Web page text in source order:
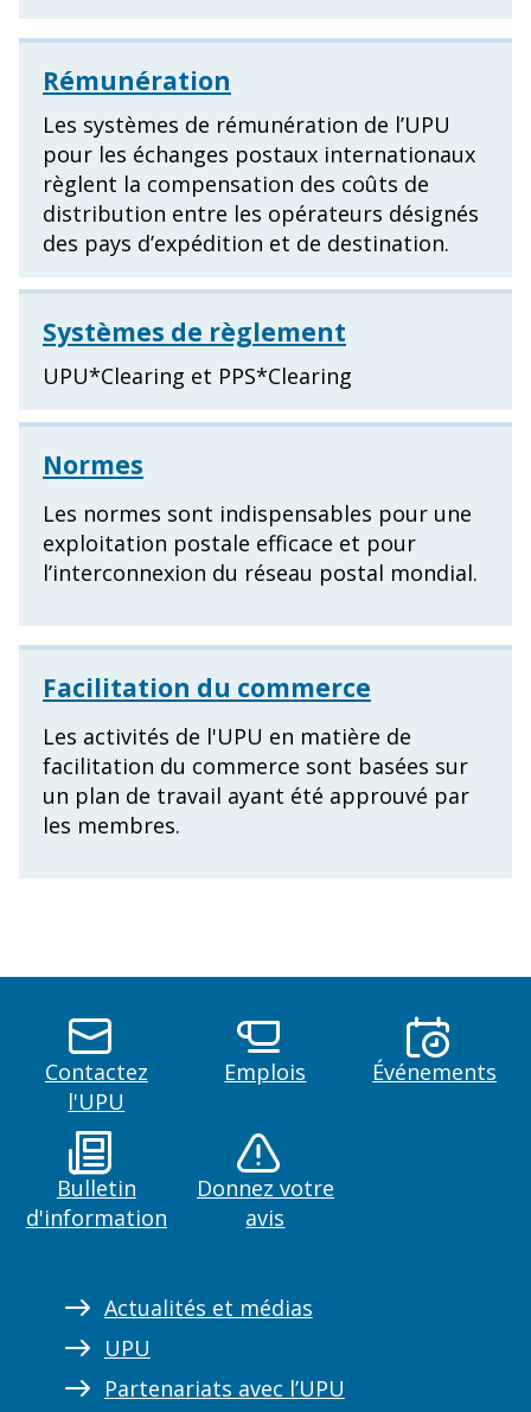
Rémunération
Les systèmes de rémunération de l’UPU
pour les échanges postaux internationaux
règlent la compensation des coûts de
distribution entre les opérateurs désignés
des pays d’expédition et de destination.
Systèmes de règlement
UPU*Clearing et PPS*Clearing
Normes
Les normes sont indispensables pour une
exploitation postale efficace et pour
l’interconnexion du réseau postal mondial.
Facilitation du commerce
Les activités de l'UPU en matière de
facilitation du commerce sont basées sur
un plan de travail ayant été approuvé par
les membres.
Contactez
l'UPU
Emplois Événements
Bulletin
d'information
Donnez votre
avis
Actualités et médias
UPU
Partenariats avec l’UPU